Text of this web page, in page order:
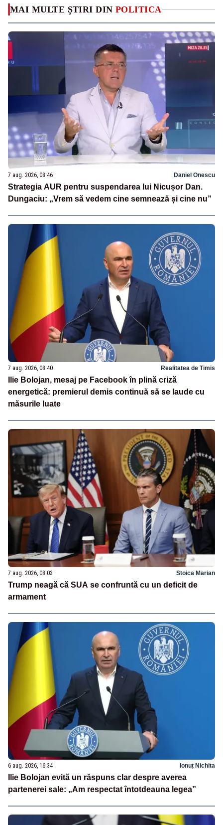
MAI MULTE ȘTIRI DIN POLITICA
7 aug. 2026, 08:46 Daniel Onescu
Strategia AUR pentru suspendarea lui Nicușor Dan.
Dungaciu: „Vrem să vedem cine semnează și cine nu”
7 aug. 2026, 08:40 Realitatea de Timis
Ilie Bolojan, mesaj pe Facebook în plină criză
energetică: premierul demis continuă să se laude cu
măsurile luate
7 aug. 2026, 08:03 Stoica Marian
Trump neagă că SUA se confruntă cu un deficit de
armament
6 aug. 2026, 16:34 Ionuț Nichita
Ilie Bolojan evită un răspuns clar despre averea
partenerei sale: „Am respectat întotdeauna legea”